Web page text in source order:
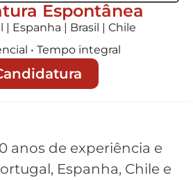
Espontânea
| Espanha | Brasil | Chile
• Tempo integral
anos de experiência e
Espanha, Chile e